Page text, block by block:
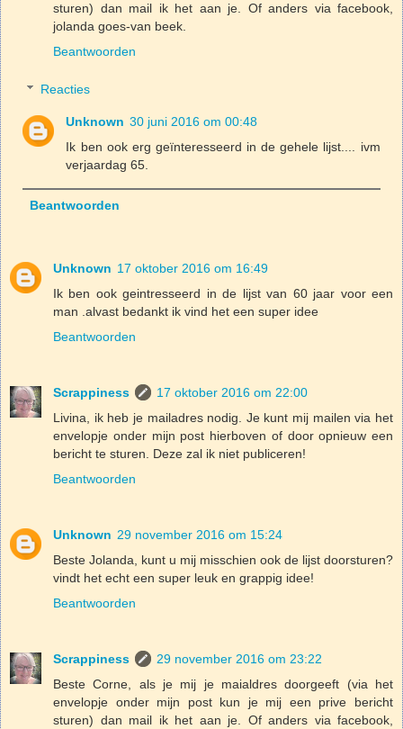
sturen) dan mail ik het aan je. Of anders via facebook,
jolanda goes-van beek.
Beantwoorden
Reacties
Unknown 30 juni 2016 om 00:48
Ik ben ook erg geïnteresseerd in de gehele lijst.... ivm
verjaardag 65.
Beantwoorden
Unknown 17 oktober 2016 om 16:49
Ik ben ook geintresseerd in de lijst van 60 jaar voor een
man .alvast bedankt ik vind het een super idee
Beantwoorden
Scrappiness
17 oktober 2016 om 22:00
Livina, ik heb je mailadres nodig. Je kunt mij mailen via het
envelopje onder mijn post hierboven of door opnieuw een
bericht te sturen. Deze zal ik niet publiceren!
Beantwoorden
Unknown 29 november 2016 om 15:24
Beste Jolanda, kunt u mij misschien ook de lijst doorsturen?
vindt het echt een super leuk en grappig idee!
Beantwoorden
Scrappiness
29 november 2016 om 23:22
Beste Corne, als je mij je maialdres doorgeeft (via het
envelopje onder mijn post kun je mij een prive bericht
sturen) dan mail ik het aan je. Of anders via facebook,